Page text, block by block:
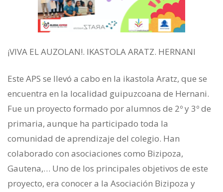
¡VIVA EL AUZOLAN!. IKASTOLA ARATZ. HERNANI
Este APS se llevó a cabo en la ikastola Aratz, que se
encuentra en la localidad guipuzcoana de Hernani.
Fue un proyecto formado por alumnos de 2º y 3º de
primaria, aunque ha participado toda la
comunidad de aprendizaje del colegio. Han
colaborado con asociaciones como Bizipoza,
Gautena,… Uno de los principales objetivos de este
proyecto, era conocer a la Asociación Bizipoza y